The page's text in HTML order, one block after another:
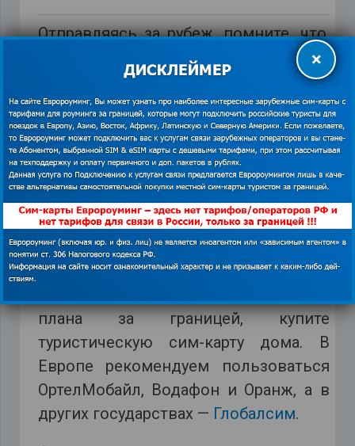
Отправляясь за рубеж, помните, что,
скорее всего, у вас возникнет
необходимость позвонить или
выйти в Интернет, в том числе и в
случае необходимости совершить
звонок в страховую компанию.
Роуминг от отечественных
операторов — всегда дорого.
Выгоднее купить сим-карту на месте.
Если же у вас нет желания
заниматься поиском сотовой
плана за границей, купите
туристическую сим-карту дома. В
Европе рекомендуем пользоваться
ОртелМобайл, Водафон и Оранж, а в
других государствах — Глобалсим.
×